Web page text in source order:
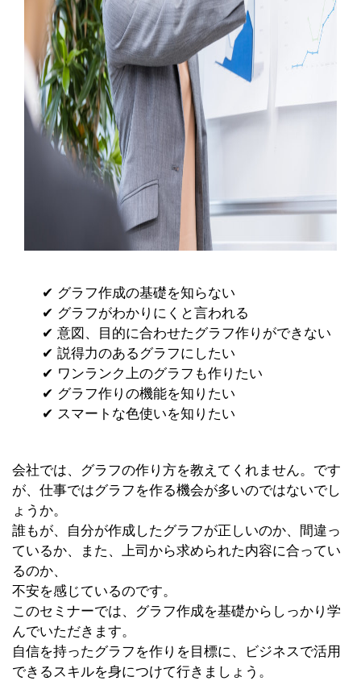
✔︎ グラフ作成の基礎を知らない
✔︎ グラフがわかりにくと言われる
✔︎ 意図、目的に合わせたグラフ作りができない
✔︎ 説得力のあるグラフにしたい
✔︎ ワンランク上のグラフも作りたい
✔︎ グラフ作りの機能を知りたい
✔︎ スマートな色使いを知りたい
会社では、グラフの作り方を教えてくれません。です
が、仕事ではグラフを作る機会が多いのではないでし
ょうか。
誰もが、自分が作成したグラフが正しいのか、間違っ
ているか、また、上司から求められた内容に合ってい
るのか、
不安を感じているのです。
このセミナーでは、グラフ作成を基礎からしっかり学
んでいただきます。
自信を持ったグラフを作りを目標に、ビジネスで活用
できるスキルを身につけて行きましょう。